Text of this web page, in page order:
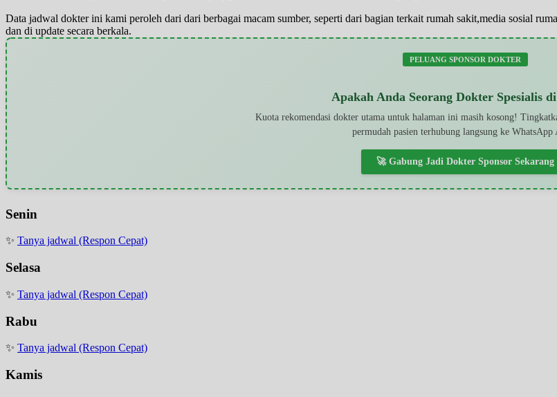
Data jadwal dokter ini kami peroleh dari dari berbagai macam sumber, seperti dari bagian terkait rumah sakit,media sosial
dan di update secara berkala.
PELUANG SPONSOR DOKTER
Apakah Anda Seorang Dokter Spesialis
Kuota rekomendasi dokter utama untuk halaman ini masih kosong!
permudah pasien terhubung langsung ke WhatsApp
🚀 Gabung Jadi Dokter Sponsor Sekarang
Senin
✨ Tanya jadwal (Respon Cepat)
Selasa
✨ Tanya jadwal (Respon Cepat)
Rabu
✨ Tanya jadwal (Respon Cepat)
Kamis